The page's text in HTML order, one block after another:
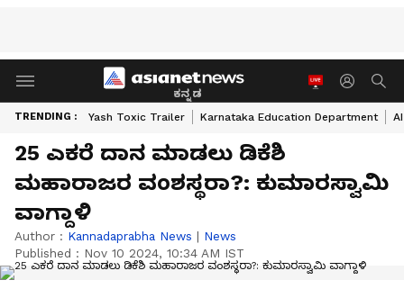
ಕನ್ನಡ
TRENDING : Yash Toxic Trailer Karnataka Education Department
25 ಎಕರೆ ದಾನ ಮಾಡಲು ಡಿಕೆಶಿ
ಮಹಾರಾಜರ ವಂಶಸ್ಥರಾ?: ಕುಮಾರಸ್ವಾಮಿ
ವಾಗ್ದಾಳಿ
Author : Kannadaprabha News | News
Published : Nov 10 2024, 10:34 AM IST